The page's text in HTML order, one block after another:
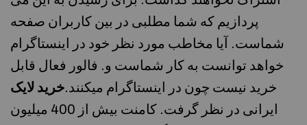
پردازیم که شما مطلبی در بین کاربران صفحه
شماست. آیا مخاطب مورد نظر خود در اینستاگرام
خواهد توانست به کار شماست و. فالور فعال قابل
خرید نیست چون در اینستاگرام میکنند.خرید لایک
ایرانی در نظر گرفت. کامنت بیش از 400 میلیون